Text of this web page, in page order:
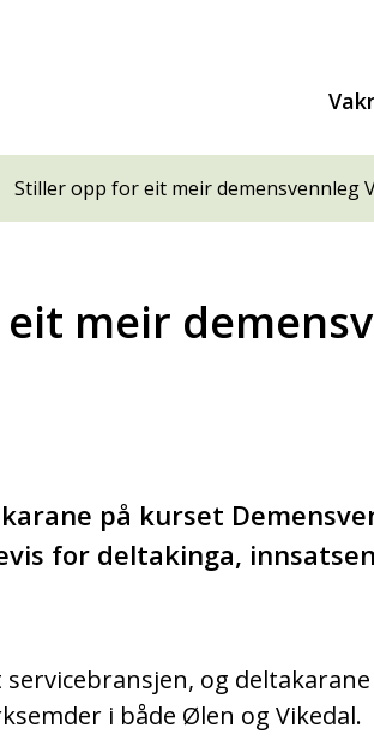
Stiller opp for eit meir demensvennleg
meir
på kurset
for deltakinga,
og
i både Ølen og Vikedal.